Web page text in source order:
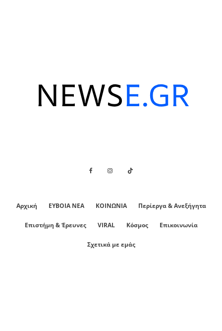
Αρχική ΕΥΒΟΙΑ ΝΕΑ ΚΟΙΝΩΝΙΑ Περίεργα & Ανεξήγητα
Επιστήμη & Έρευνες VIRAL Κόσμος Επικοινωνία
Σχετικά με εμάς